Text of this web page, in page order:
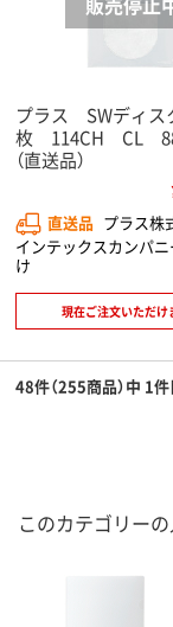
プラス SWディス
枚 114CH CL
（直送品）
直送品 プラス株
インテックスカンパ
け
現在ご注文いただけ
48件（255商品）中 1
このカテゴリー